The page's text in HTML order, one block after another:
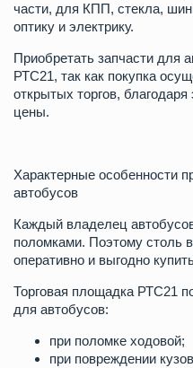
части, для КПП, стекла,
оптику и электрику.
Приобретать запчасти для
РТС21, так как покупка
открытых торгов,
цены.
Характерные особенности
автобусов
Каждый владелец
поломками. Поэтому столь
оперативно и выгодно
Торговая площадка РТС21
для автобусов:
при поломке ходовой;
при повреждении